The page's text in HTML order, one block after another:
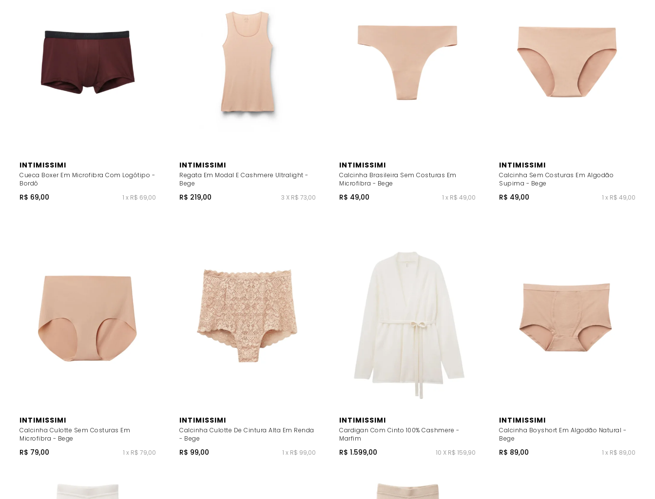
INTIMISSIMI
Cueca Boxer Em Microfibra Com Logótipo -
Bordô
R$ 69,00 1 x R$ 69,00
INTIMISSIMI
Regata Em Modal E Cashmere Ultralight -
Bege
R$ 219,00 3 X R$ 73,00
INTIMISSIMI
Calcinha Brasileira Sem Costuras Em
Microfibra - Bege
R$ 49,00 1 x R$ 49,00
INTIMISSIMI
Calcinha Sem Costuras Em Algodão
Supima - Bege
R$ 49,00 1 x R$ 49,00
INTIMISSIMI
Calcinha Culotte Sem Costuras Em
Microfibra - Bege
R$ 79,00 1 x R$ 79,00
INTIMISSIMI
Calcinha Culotte De Cintura Alta Em Renda
- Bege
R$ 99,00 1 x R$ 99,00
INTIMISSIMI
Cardigan Com Cinto 100% Cashmere -
Marfim
R$ 1.599,00 10 X R$ 159,90
INTIMISSIMI
Calcinha Boyshort Em Algodão Natural -
Bege
R$ 89,00 1 x R$ 89,00